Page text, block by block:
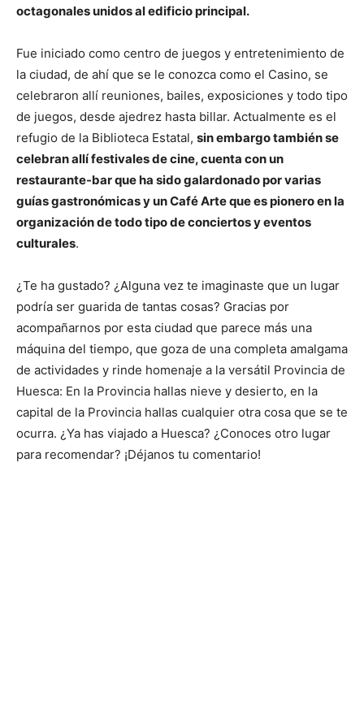
octagonales unidos al edificio principal.
Fue iniciado como centro de juegos y entretenimiento de
la ciudad, de ahí que se le conozca como el Casino, se
celebraron allí reuniones, bailes, exposiciones y todo tipo
de juegos, desde ajedrez hasta billar. Actualmente es el
refugio de la Biblioteca Estatal, sin embargo también se
celebran allí festivales de cine, cuenta con un
restaurante-bar que ha sido galardonado por varias
guías gastronómicas y un Café Arte que es pionero en la
organización de todo tipo de conciertos y eventos
culturales.
¿Te ha gustado? ¿Alguna vez te imaginaste que un lugar
podría ser guarida de tantas cosas? Gracias por
acompañarnos por esta ciudad que parece más una
máquina del tiempo, que goza de una completa amalgama
de actividades y rinde homenaje a la versátil Provincia de
Huesca: En la Provincia hallas nieve y desierto, en la
capital de la Provincia hallas cualquier otra cosa que se te
ocurra. ¿Ya has viajado a Huesca? ¿Conoces otro lugar
para recomendar? ¡Déjanos tu comentario!